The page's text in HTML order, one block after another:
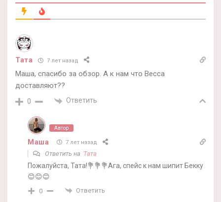
Тата 7 лет назад
Маша, спасибо за обзор. А к нам что Becca
доставляют??
0 Ответить
Автор
Маша 7 лет назад
Ответить на Тата
Пожалуйста, Тата!💐💐💐Ага, спейс к нам шипит Бекку
😊😊😊
0 Ответить